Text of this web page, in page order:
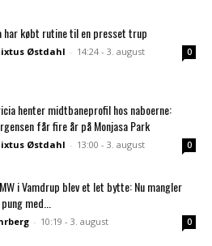
har købt rutine til en presset trup
Østdahl - 14:24 - 3. august 0
henter midtbaneprofil hos naboerne:
får fire år på Monjasa Park
Østdahl - 13:00 - 3. august 0
i Vamdrup blev et let bytte: Nu mangler
med...
- 10:19 - 3. august 0